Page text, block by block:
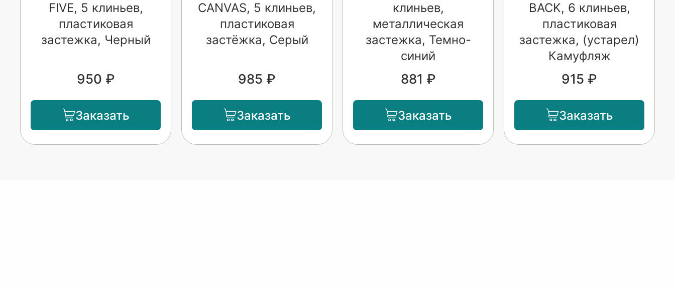
FIVE, 5 клиньев,
пластиковая
застежка, Черный
950 ₽
Заказать
CANVAS, 5 клиньев,
пластиковая
застёжка, Серый
985 ₽
Заказать
клиньев,
металлическая
застежка, Темно-
синий
881 ₽
Заказать
BACK, 6 клиньев,
пластиковая
застежка, (устарел)
Камуфляж
915 ₽
Заказать